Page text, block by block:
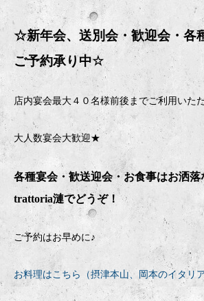
☆新年会、送別会・歓迎会・ 各
ご予約承り中☆
店内宴会最大４０名様前後までご利用いた
大人数宴会大歓迎★
各種宴会・歓送迎会・お食事はお洒落
trattoria漣でどうぞ！
ご予約はお早めに♪
お料理はこちら（摂津本山、岡本のイタリア